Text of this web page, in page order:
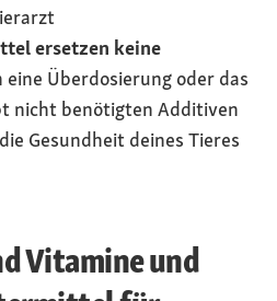
ersetzen keine
eine Überdosierung oder das
nicht benötigten Additiven
Gesundheit deines Tieres
Vitamine und